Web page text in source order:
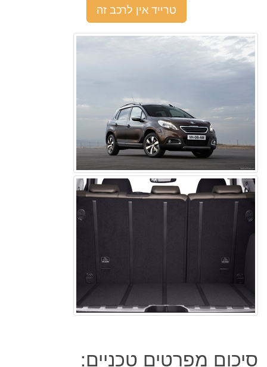
טרייד אין לרכב זה
סיכום מפרטים טכניים: